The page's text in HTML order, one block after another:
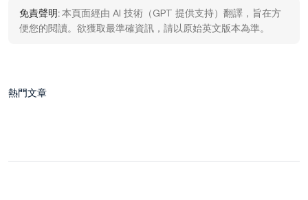
免責聲明:本頁面經由 AI 技術（GPT 提供支持）翻譯，旨在方
便您的閱讀。欲獲取最準確資訊，請以原始英文版本為準。
熱門文章